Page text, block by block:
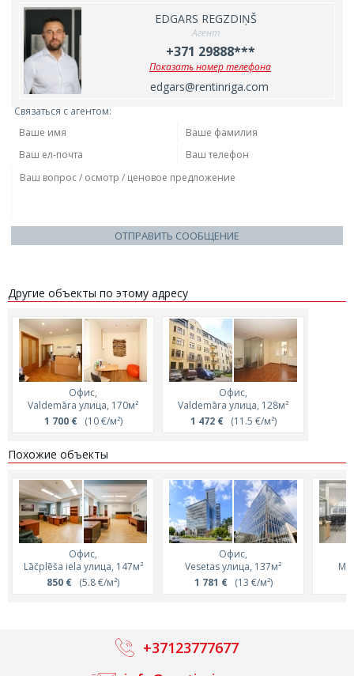
EDGARS REGZDIŅŠ
Агент
+371 29888***
Показать номер телефона
edgars@rentinriga.com
Связаться с агентом:
ОТПРАВИТЬ СООБЩЕНИЕ
Другие объекты по этому адресу
Офис,
Valdemāra улица, 170м²
1 700 €(10 €/м²)
Офис,
Valdemāra улица, 128м²
1 472 €(11.5 €/м²)
Похожие объекты
Офис,
Lāčplēša iela улица, 147м²
850 € (5.8 €/м²)
Офис,
Vesetas улица, 137м²
1 781 €(13 €/м²)
+37123777677